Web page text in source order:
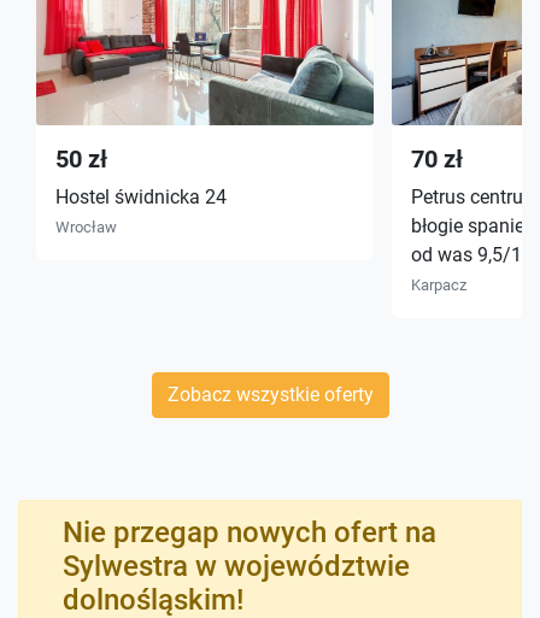
50 zł
Hostel świdnicka 24
Wrocław
70 zł
Petrus
błogie
od was 9,5/10
Karpacz
Zobacz wszystkie oferty
Nie przegap nowych ofert na
Sylwestra w województwie
dolnośląskim!